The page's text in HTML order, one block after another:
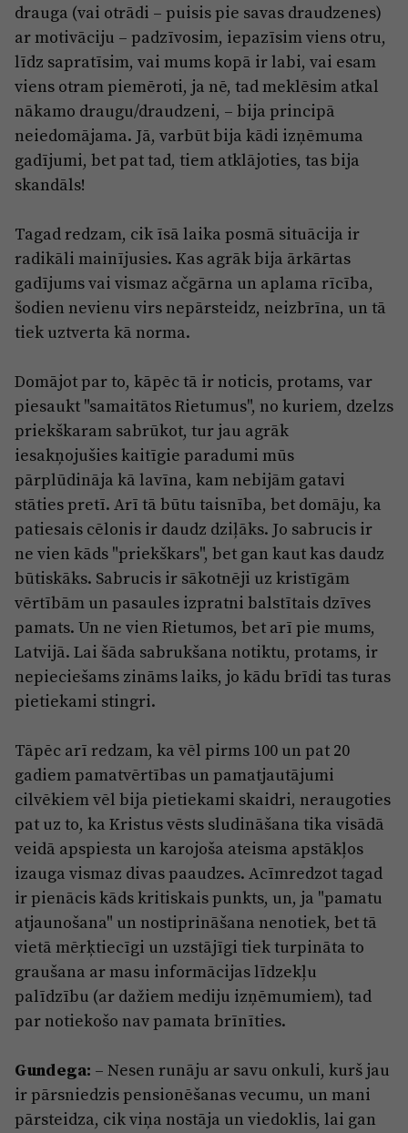
drauga (vai otrādi – puisis pie savas draudzenes)
ar motivāciju – padzīvosim, iepazīsim viens otru,
līdz sapratīsim, vai mums kopā ir labi, vai esam
viens otram piemēroti, ja nē, tad meklēsim atkal
nākamo draugu/draudzeni, – bija principā
neiedomājama. Jā, varbūt bija kādi izņēmuma
gadījumi, bet pat tad, tiem atklājoties, tas bija
skandāls!
Tagad redzam, cik īsā laika posmā situācija ir
radikāli mainījusies. Kas agrāk bija ārkārtas
gadījums vai vismaz ačgārna un aplama rīcība,
šodien nevienu virs nepārsteidz, neizbrīna, un tā
tiek uztverta kā norma.
Domājot par to, kāpēc tā ir noticis, protams, var
piesaukt "samaitātos Rietumus", no kuriem, dzelzs
priekškaram sabrūkot, tur jau agrāk
iesakņojušies kaitīgie paradumi mūs
pārplūdināja kā lavīna, kam nebijām gatavi
stāties pretī. Arī tā būtu taisnība, bet domāju, ka
patiesais cēlonis ir daudz dziļāks. Jo sabrucis ir
ne vien kāds "priekškars", bet gan kaut kas daudz
būtiskāks. Sabrucis ir sākotnēji uz kristīgām
vērtībām un pasaules izpratni balstītais dzīves
pamats. Un ne vien Rietumos, bet arī pie mums,
Latvijā. Lai šāda sabrukšana notiktu, protams, ir
nepieciešams zināms laiks, jo kādu brīdi tas turas
pietiekami stingri.
Tāpēc arī redzam, ka vēl pirms 100 un pat 20
gadiem pamatvērtības un pamatjautājumi
cilvēkiem vēl bija pietiekami skaidri, neraugoties
pat uz to, ka Kristus vēsts sludināšana tika visādā
veidā apspiesta un karojoša ateisma apstākļos
izauga vismaz divas paaudzes. Acīmredzot tagad
ir pienācis kāds kritiskais punkts, un, ja "pamatu
atjaunošana" un nostiprināšana nenotiek, bet tā
vietā mērķtiecīgi un uzstājīgi tiek turpināta to
graušana ar masu informācijas līdzekļu
palīdzību (ar dažiem mediju izņēmumiem), tad
par notiekošo nav pamata brīnīties.
Gundega: – Nesen runāju ar savu onkuli, kurš jau
ir pārsniedzis pensionēšanas vecumu, un mani
pārsteidza, cik viņa nostāja un viedoklis, lai gan